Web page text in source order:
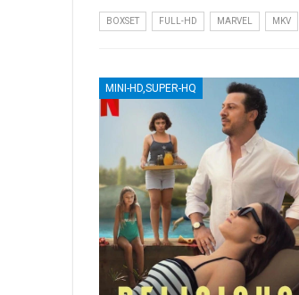
BOXSET FULL-HD MARVEL MKV
MINI-HD,SUPER-HQ